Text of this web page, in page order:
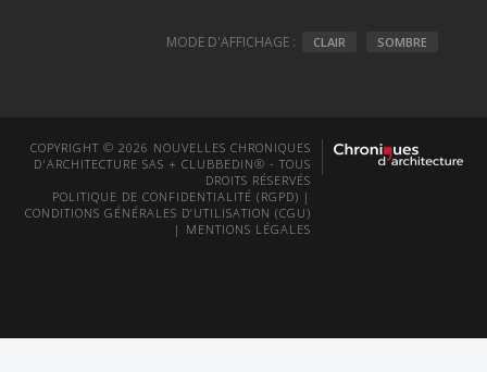
MODE D'AFFICHAGE : CLAIR SOMBRE
COPYRIGHT © 2026 NOUVELLES CHRONIQUES
D'ARCHITECTURE SAS + CLUBBEDIN® - TOUS
DROITS RÉSERVÉS
POLITIQUE DE CONFIDENTIALITÉ (RGPD) |
CONDITIONS GÉNÉRALES D’UTILISATION (CGU)
| MENTIONS LÉGALES